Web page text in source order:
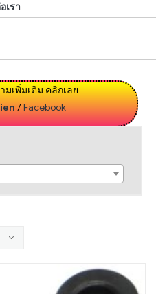
เรา
เพิ่มเติม คลิกเลย
/Facebook